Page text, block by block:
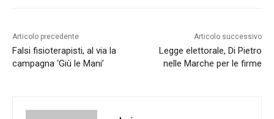
Articolo precedente
Falsi fisioterapisti, al via la
campagna ‘Giù le Mani’
Articolo successivo
Legge elettorale, Di Pietro
nelle Marche per le firme